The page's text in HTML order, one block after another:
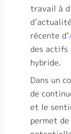
travail à
récente d’
des actifs
hybride.
Dans un
de
et le
permet